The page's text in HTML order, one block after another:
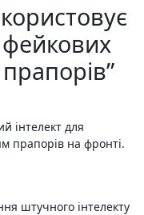
прапорів на фронті.